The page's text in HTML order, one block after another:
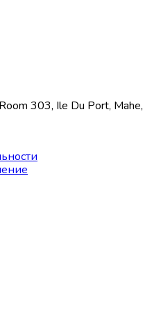
303, Ile Du Port, Mahe,